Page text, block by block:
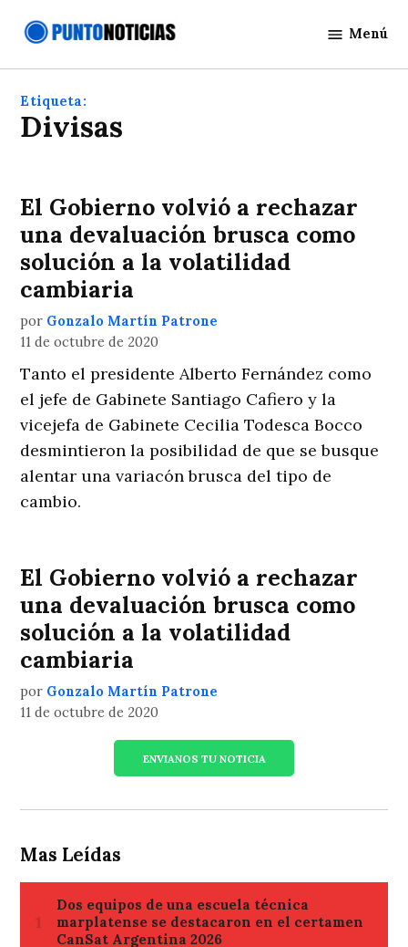
Noticias
Menú
Etiqueta:
Divisas
El Gobierno volvió a rechazar
una devaluación brusca como
solución a la volatilidad
cambiaria
por Gonzalo Martín Patrone
11 de octubre de 2020
Tanto el presidente Alberto Fernández como
el jefe de Gabinete Santiago Cafiero y la
vicejefa de Gabinete Cecilia Todesca Bocco
desmintieron la posibilidad de que se busque
alentar una variacón brusca del tipo de
cambio.
El Gobierno volvió a rechazar
una devaluación brusca como
solución a la volatilidad
cambiaria
por Gonzalo Martín Patrone
11 de octubre de 2020
ENVIANOS TU NOTICIA
Mas Leídas